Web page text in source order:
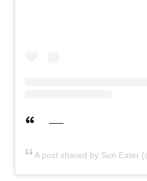
A post shared by Sun Eater